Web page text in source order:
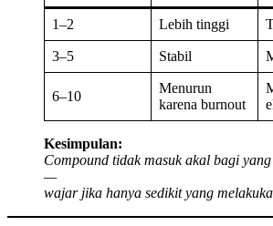
1–2 Lebih tinggi
3–5 Stabil
6–10
Menurun
karena burnout
Kesimpulan:
Compound tidak masuk akal bagi
—
wajar jika hanya sedikit yang